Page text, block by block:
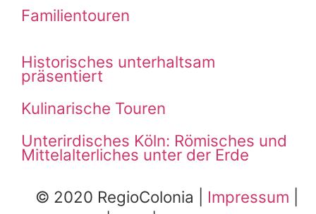
Familientouren
Historisches unterhaltsam
präsentiert
Kulinarische Touren
Unterirdisches Köln: Römisches und
Mittelalterliches unter der Erde
© 2020 RegioColonia Impressum